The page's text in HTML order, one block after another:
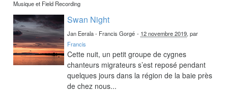
Musique et Field Recording
Swan Night
Jan Eerala - Francis Gorgé - 12 novembre 2019, par
Francis
Cette nuit, un petit groupe de cygnes
chanteurs migrateurs s’est reposé pendant
quelques jours dans la région de la baie près
de chez nous...